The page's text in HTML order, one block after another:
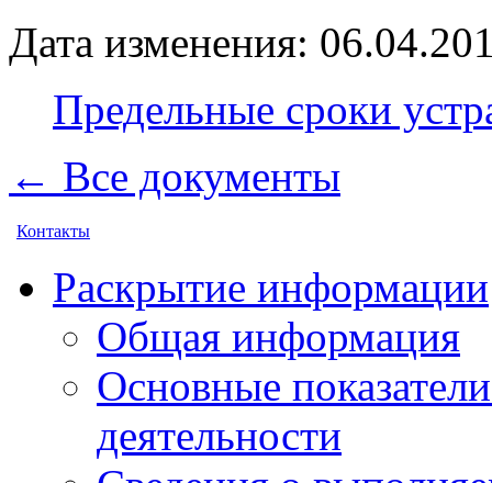
Дата изменения:
Предельные сроки
← Все документы
Контакты
Раскрытие информации
Общая информация
Основные
деятельности